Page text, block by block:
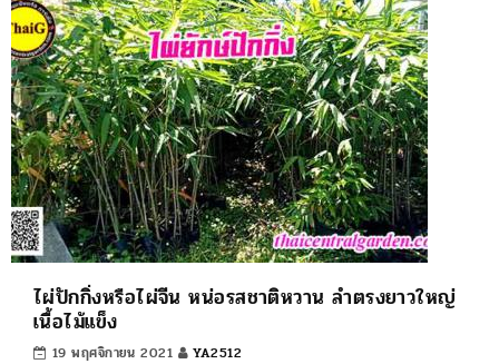
ไผ่ปักกิ่งหรือไผ่จีน หน่อรสชาติหวาน ลำตรงยาวใหญ่
เนื้อไม้แข็ง
19 พฤศจิกายน 2021 YA2512